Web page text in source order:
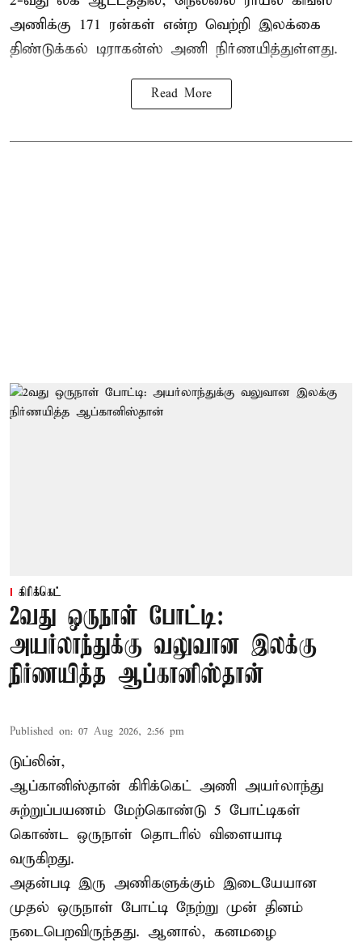
அணிக்கு 171 ரன்கள் என்ற வெற்றி இலக்கை
திண்டுக்கல் டிராகன்ஸ் அணி நிர்ணயித்துள்ளது.
Read More
கிரிக்கெட்
2வது ஒருநாள் போட்டி:
அயர்லாந்துக்கு வலுவான இலக்கு
நிர்ணயித்த ஆப்கானிஸ்தான்
Published on: 07 Aug 2026, 2:56 pm
டுப்லின்,
ஆப்கானிஸ்தான் கிரிக்கெட் அணி அயர்லாந்து
சுற்றுப்பயணம் மேற்கொண்டு 5 போட்டிகள்
கொண்ட ஒருநாள் தொடரில் விளையாடி
வருகிறது.
அதன்படி இரு அணிகளுக்கும் இடையேயான
முதல் ஒருநாள் போட்டி நேற்று முன் தினம்
நடைபெறவிருந்தது. ஆனால், கனமழை